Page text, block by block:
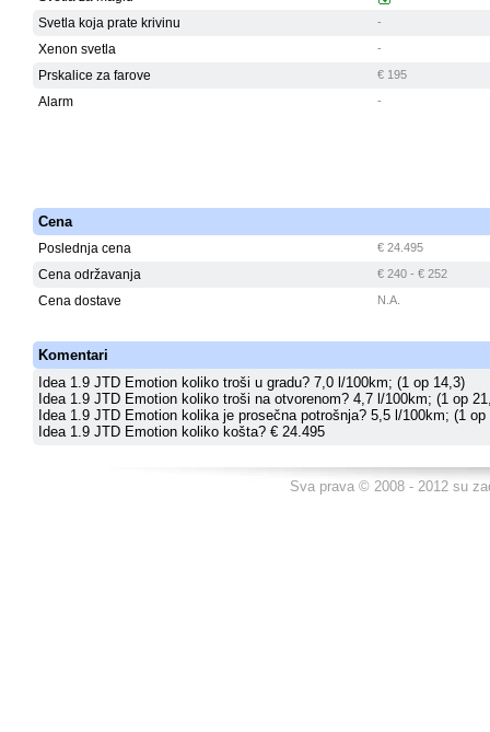
Svetla koja prate krivinu
-
Xenon svetla -
Prskalice za farove € 195
Alarm -
Cena
Poslednja cena € 24.495
Cena održavanja € 240 - € 252
Cena dostave N.A.
Komentari
Idea 1.9 JTD Emotion koliko troši u gradu? 7,0 l/100km; (1 op 14,3)
Idea 1.9 JTD Emotion koliko troši na otvorenom? 4,7 l/100km; (1 op
Idea 1.9 JTD Emotion kolika je prosečna potrošnja? 5,5 l/100km; (1 op
Idea 1.9 JTD Emotion koliko košta? € 24.495
Sva prava © 2008 - 2012 su